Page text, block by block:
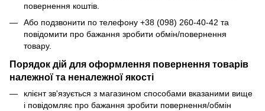
повернення коштів.
Або подзвонити по телефону +38 (098) 260-40-42 та
повідомити про бажання зробити обмін/повернення
товару.
Порядок дій для оформлення повернення товарів
належної та неналежної якості
клієнт зв'язується з магазином способами вказаними вище
і повідомляє про бажання зробити повернення/обмін